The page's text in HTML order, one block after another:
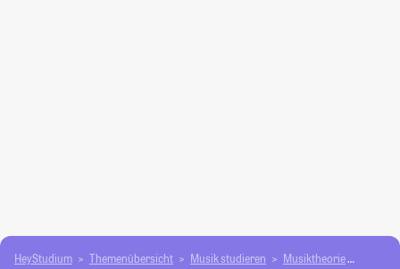
HeyStudium Themenübersicht Musik studieren Musiktheorie